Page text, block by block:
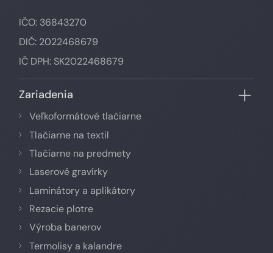
IČO: 36843270
DIČ: 2022468679
IČ DPH: SK2022468679
Zariadenia
Veľkoformátové tlačiarne
Tlačiarne na textil
Tlačiarne na predmety
Laserové gravírky
Laminátory a aplikátory
Rezacie plotre
Výroba banerov
Termolisy a kalandre